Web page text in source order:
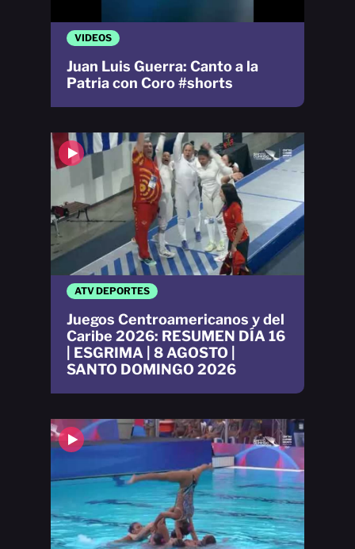
VIDEOS
Juan Luis Guerra: Canto a la
Patria con Coro #shorts
ATV DEPORTES
Juegos Centroamericanos y del
Caribe 2026: RESUMEN DÍA 16
| ESGRIMA | 8 AGOSTO |
SANTO DOMINGO 2026